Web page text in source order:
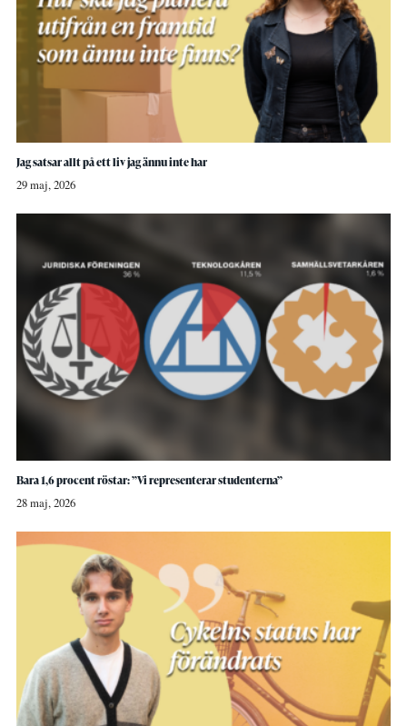
Jag satsar allt på ett liv jag ännu inte har
29 maj, 2026
Bara 1,6 procent röstar: ”Vi representerar studenterna”
28 maj, 2026